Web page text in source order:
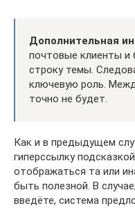
Дополнительная
почтовые клиенты и
строку темы.
ключевую роль.
точно не будет.
Как и в предыдущем
гиперссылку
отображаться та или
быть полезной. В
введёте, система